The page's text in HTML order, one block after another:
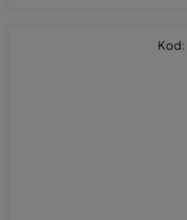
Kod: